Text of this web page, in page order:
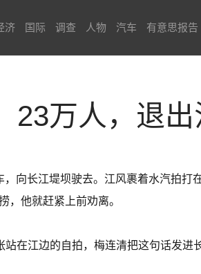
济 国际 调查 人物 汽车 有意思报告
23万人，退出
向长江堤坝驶去。江风裹着水汽拍打
，他就赶紧上前劝离。
站在江边的自拍，梅连清把这句话发